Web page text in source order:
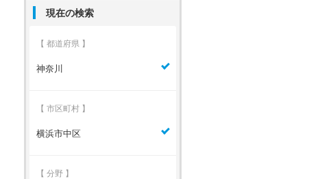
現在の検索
【 都道府県 】
神奈川
【 市区町村 】
横浜市中区
【 分野 】